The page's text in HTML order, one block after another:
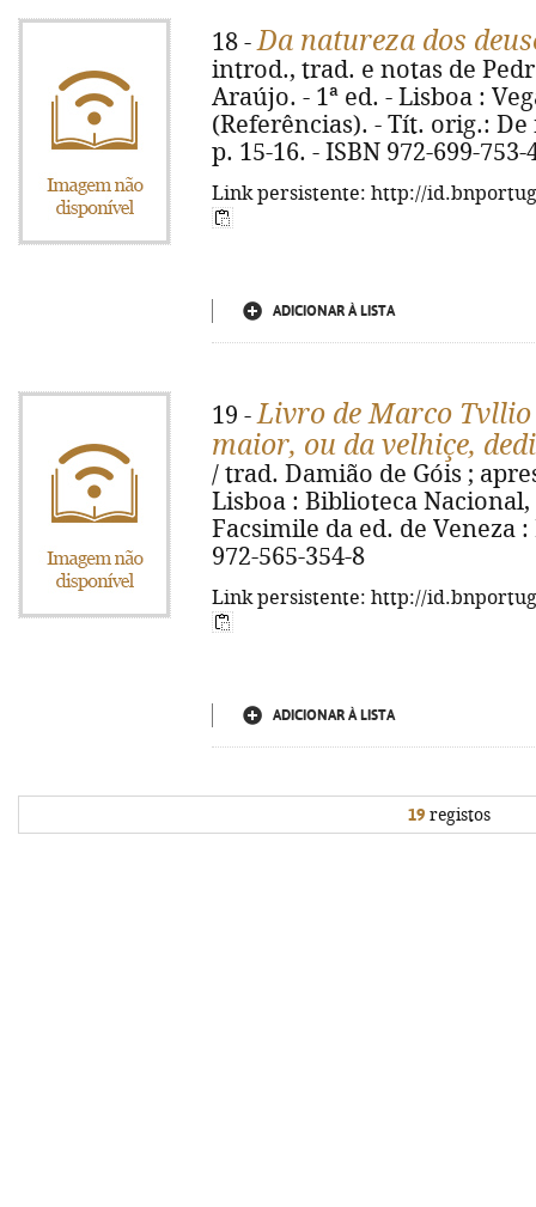
18 -Da natureza dos
introd., trad. e notas de
Araújo. - 1ª ed. - Lisboa :
(Referências). - Tít. orig.:
p. 15-16. - ISBN 972-699-753-
Link persistente: http://
ADICIONAR À LISTA
19 -Livro de Marco Tvllio
maior, ou da velhiçe,
/ trad. Damião de Góis ;
Lisboa : Biblioteca Nacional,
Facsimile da ed. de Veneza :
972-565-354-8
Link persistente: http://
ADICIONAR À LISTA
19registos